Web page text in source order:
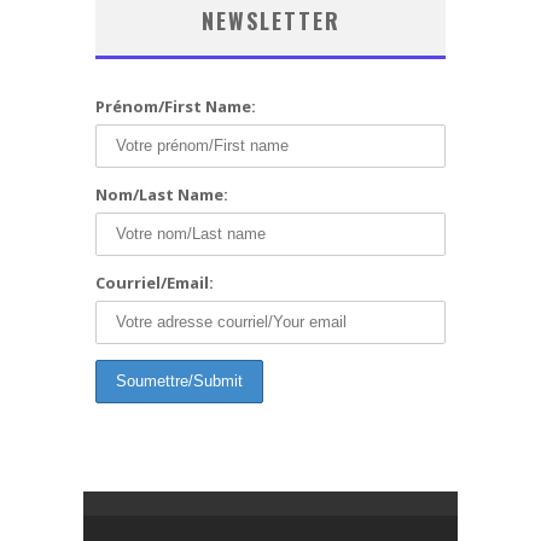
NEWSLETTER
Prénom/First Name:
Nom/Last Name:
Courriel/Email: